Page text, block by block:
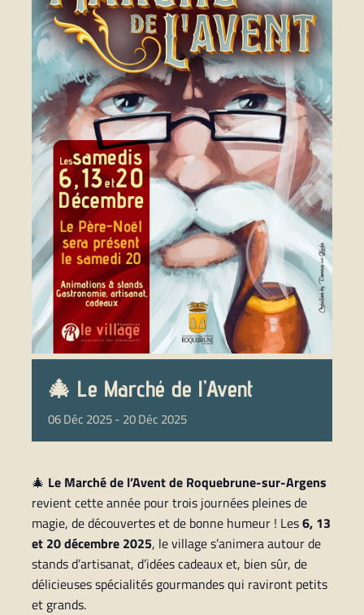
🎄 Le Marché de l’Avent
06Déc 2025- 20Déc 2025
🎄 Le Marché de l’Avent de Roquebrune-sur-Argens
revient cette année pour trois journées pleines de
magie, de découvertes et de bonne humeur ! Les6, 13
et 20 décembre 2025, le village s’animera autour de
stands d’artisanat, d’idées cadeaux et, bien sûr, de
délicieuses spécialités gourmandes qui raviront petits
et grands.